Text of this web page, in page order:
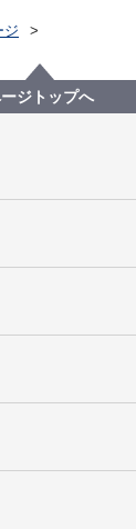
ジ
資源循環局
どによる大量のごみ
ジトップへ